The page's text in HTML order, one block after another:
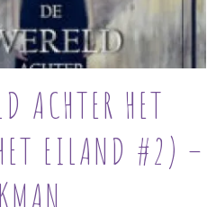
ACHTER HET
EILAND #2) –